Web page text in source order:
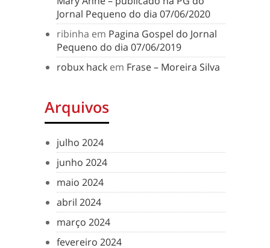
Jornal Pequeno do dia 07/06/2020
ribinha em Pagina Gospel do Jornal
Pequeno do dia 07/06/2019
robux hack em Frase – Moreira Silva
Arquivos
julho 2024
junho 2024
maio 2024
abril 2024
março 2024
fevereiro 2024